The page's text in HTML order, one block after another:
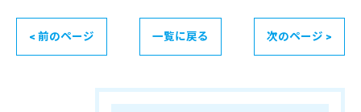
< 前のページ 一覧に戻る 次のページ >